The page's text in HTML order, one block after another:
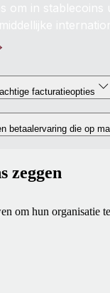
om in
facturatieopties
betaalervaring die op
zeggen
om hun organisatie te